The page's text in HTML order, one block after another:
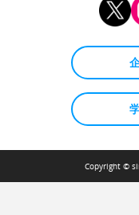
Copyright ©